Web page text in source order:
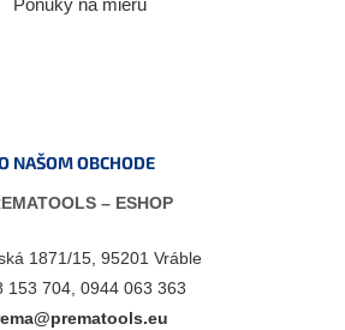
Ponuky na mieru
NAŠOM OBCHODE
– ESHOP
1871/15, 95201 Vráble
153 704, 0944 063 363